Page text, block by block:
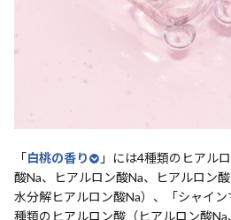
「白桃の香り
」には4種類のヒアル
酸Na、ヒアルロン酸Na、ヒアルロン
水分解ヒアルロン酸Na）、「シャイ
種類のヒアルロン酸（ヒアルロン酸